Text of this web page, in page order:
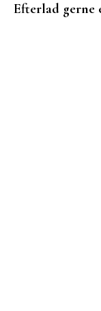
Efterlad gerne